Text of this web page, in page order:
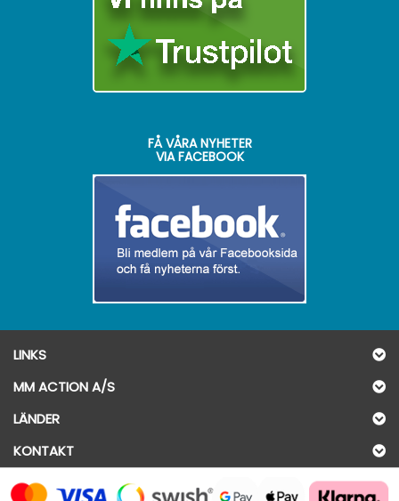
FÅ VÅRA NYHETER
VIA FACEBOOK
LINKS
MM ACTION A/S
LÄNDER
KONTAKT